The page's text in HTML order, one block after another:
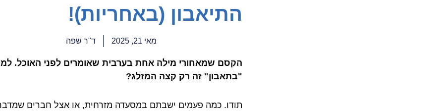
התיאבון (באחריות)!
מאי 21, 2025 ד"ר שפה
הקסם שמאחורי מילה אחת בערבית שאומרים לפני האוכל.
"בתאבון" זה רק קצה המזלג?
תודו. כמה פעמים ישבתם במסעדה מזרחית, או אצל חברים